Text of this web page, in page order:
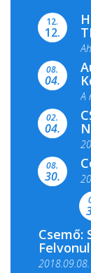
12.
12.
08.
04.
A
02.
04.
08.
30.
Csemő:
2018.09.08.